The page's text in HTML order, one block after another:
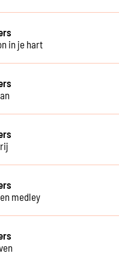
in je hart
medley